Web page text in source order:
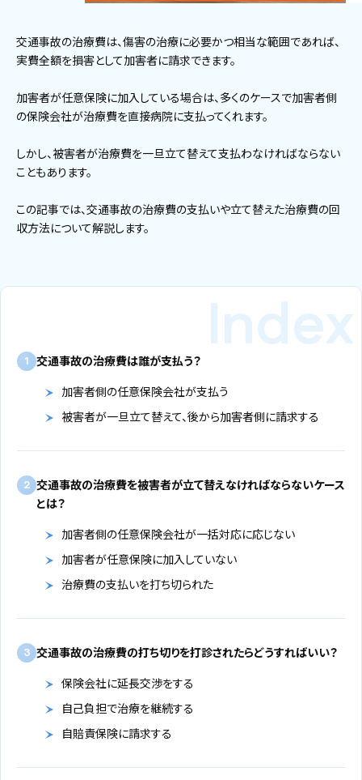
交通事故の治療費は、傷害の治療に必要かつ相当な範囲であれば、
実費全額を損害として加害者に請求できます。
加害者が任意保険に加入している場合は、多くのケースで加害者側
の保険会社が治療費を直接病院に支払ってくれます。
しかし、被害者が治療費を一旦立て替えて支払わなければならない
こともあります。
この記事では、交通事故の治療費の支払いや立て替えた治療費の回
収方法について解説します。
1 交通事故の治療費は誰が支払う？
加害者側の任意保険会社が支払う
被害者が一旦立て替えて、後から加害者側に請求する
2 交通事故の治療費を被害者が立て替えなければならないケース
とは？
加害者側の任意保険会社が一括対応に応じない
加害者が任意保険に加入していない
治療費の支払いを打ち切られた
3 交通事故の治療費の打ち切りを打診されたらどうすればいい？
保険会社に延長交渉をする
自己負担で治療を継続する
自賠責保険に請求する